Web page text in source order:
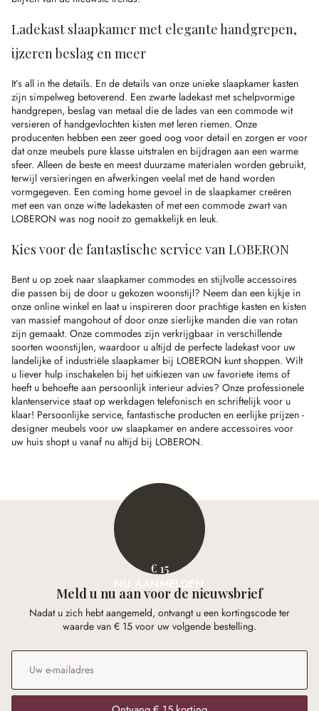
Ladekast slaapkamer met elegante handgrepen,
ijzeren beslag en meer
It’s all in the details. En de details van onze unieke slaapkamer kasten
zijn simpelweg betoverend. Een zwarte ladekast met schelpvormige
handgrepen, beslag van metaal die de lades van een commode wit
versieren of handgevlochten kisten met leren riemen. Onze
producenten hebben een zeer goed oog voor detail en zorgen er voor
dat onze meubels pure klasse uitstralen en bijdragen aan een warme
sfeer. Alleen de beste en meest duurzame materialen worden gebruikt,
terwijl versieringen en afwerkingen veelal met de hand worden
vormgegeven. Een coming home gevoel in de slaapkamer creëren
met een van onze witte ladekasten of met een commode zwart van
LOBERON was nog nooit zo gemakkelijk en leuk.
Kies voor de fantastische service van LOBERON
Bent u op zoek naar slaapkamer commodes en stijlvolle accessoires
die passen bij de door u gekozen woonstijl? Neem dan een kijkje in
onze online winkel en laat u inspireren door prachtige kasten en kisten
van massief mangohout of door onze sierlijke manden die van rotan
zijn gemaakt. Onze commodes zijn verkrijgbaar in verschillende
soorten woonstijlen, waardoor u altijd de perfecte ladekast voor uw
landelijke of industriële slaapkamer bij LOBERON kunt shoppen. Wilt
u liever hulp inschakelen bij het uitkiezen van uw favoriete items of
heeft u behoefte aan persoonlijk interieur advies? Onze professionele
klantenservice staat op werkdagen telefonisch en schriftelijk voor u
klaar! Persoonlijke service, fantastische producten en eerlijke prijzen -
designer meubels voor uw slaapkamer en andere accessoires voor
uw huis shopt u vanaf nu altijd bij LOBERON.
€ 15
NU AANMELDEN
Meld u nu aan voor de nieuwsbrief
Nadat u zich hebt aangemeld, ontvangt u een kortingscode ter
waarde van € 15 voor uw volgende bestelling.
E-mailadres